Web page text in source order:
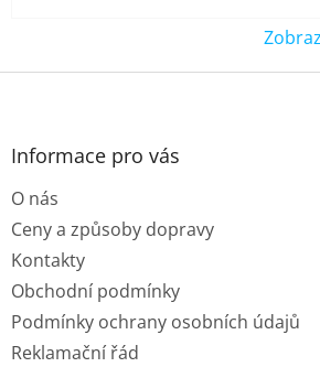
Z
Informace pro vás
O nás
Ceny a způsoby dopravy
Kontakty
Obchodní podmínky
Podmínky ochrany osobních údajů
Reklamační řád